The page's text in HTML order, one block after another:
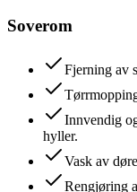
Soverom
Fjerning av
Innvendig
hyller.
Vask av
Rengjøring